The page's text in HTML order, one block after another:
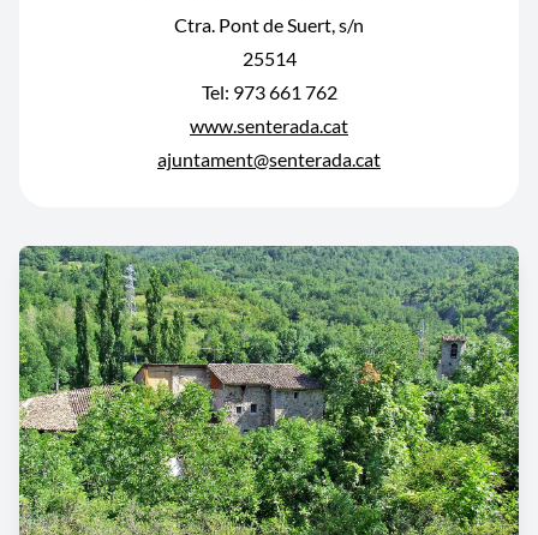
Ctra. Pont de Suert, s/n
25514
Tel: 973 661 762
www.senterada.cat
ajuntament@senterada.cat